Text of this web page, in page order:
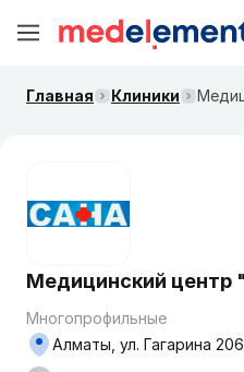
Главная Клиники
Медицинский центр
Многопрофильные
Алматы, ул. Гагарина